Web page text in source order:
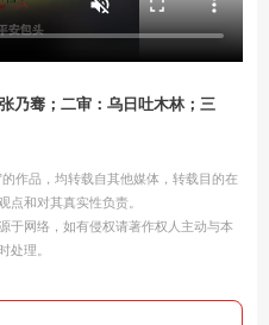
乃骞；二审：乌日吐木林；三
作品，均转载自其他媒体，转载目的在
点和对其真实性负责。
于网络，如有侵权请著作权人主动与本
处理。